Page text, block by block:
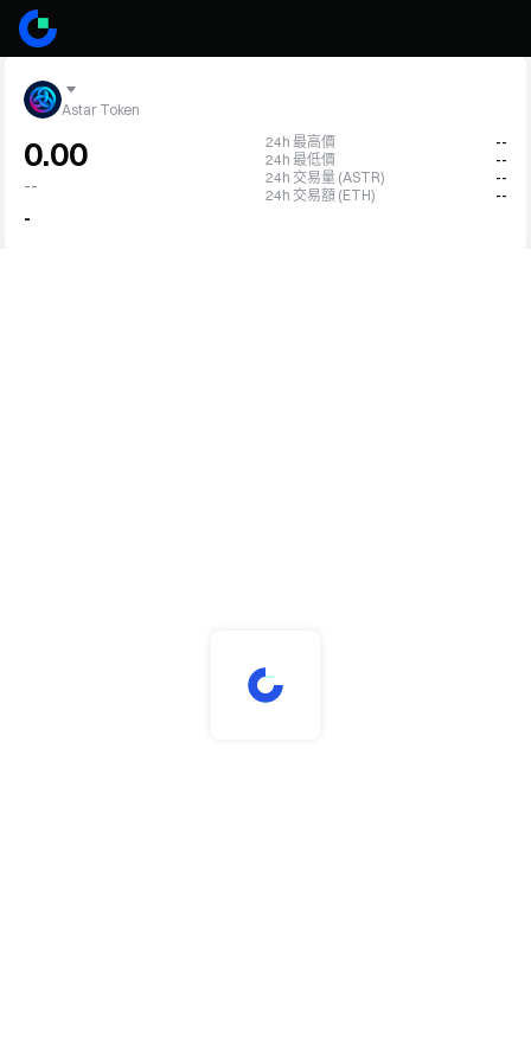
Astar Token
0.00
--
-
24h 最高價
--
24h 最低價
--
24h 交易量 (ASTR)
--
24h 交易額 (ETH)
--